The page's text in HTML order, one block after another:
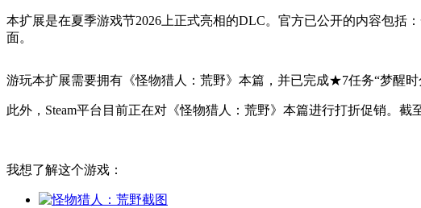
本扩展是在夏季游戏节2026上正式亮相的DLC。官方已公开的内容包
面。
游玩本扩展需要拥有《怪物猎人：荒野》本篇，并已完成★7任务“梦醒时
此外，Steam平台目前正在对《怪物猎人：荒野》本篇进行打折促销。截
我想了解这个游戏：